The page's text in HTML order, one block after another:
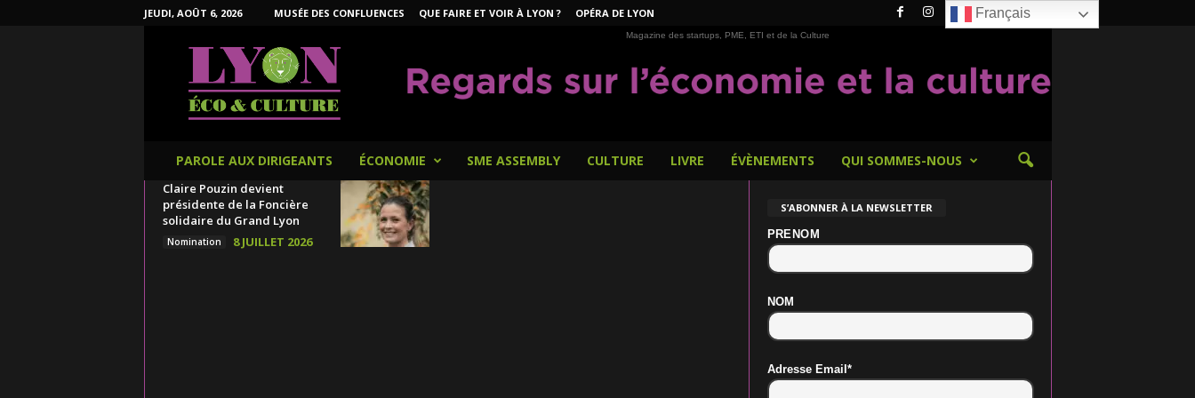
JEUDI, AOÛT 6, 2026 MUSÉE DES CONFLUENCES QUE FAIRE ET VOIR À LYON ? OPÉRA DE LYON
Magazine des startups, PME, ETI et de la Culture
PAROLE AUX DIRIGEANTS ÉCONOMIE SME ASSEMBLY CULTURE LIVRE ÉVÈNEMENTS QUI SOMMES-NOUS
Claire Pouzin devient
présidente de la Foncière
solidaire du Grand Lyon
Nomination 8 JUILLET 2026
S’ABONNER À LA NEWSLETTER
PRENOM
NOM
Adresse Email*
Français